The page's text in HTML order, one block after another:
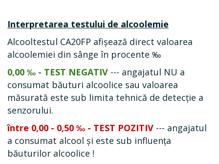
Interpretarea testului de alcoolemie
Alcooltestul CA20FP afișează direct valoarea
alcoolemiei din sânge în procente ‰
0,00 ‰ - TEST NEGATIV --- angajatul NU a
consumat băuturi alcoolice sau valoarea
măsurată este sub limita tehnică de detecție a
senzorului.
între 0,00 - 0,50 ‰ - TEST POZITIV --- angajatul
a consumat alcool și este sub influența
băuturilor alcoolice !